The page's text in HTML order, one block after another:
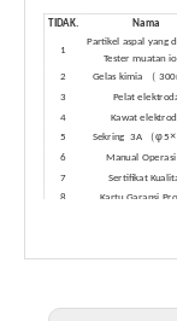
TIDAK. Nama
1
Partikel aspal yang
Tester muatan
2 Gelas kimia （
3
Pelat
4
Kawat
5
Sekring 3A （φ5
6
Manual Operasi
7
Sertifikat
8
Kartu Garansi